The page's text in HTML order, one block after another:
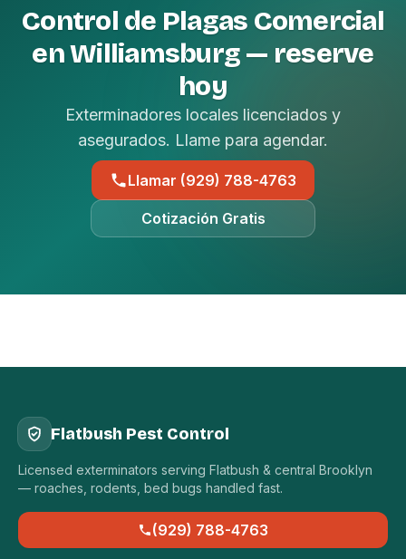
Control de Plagas Comercial
en Williamsburg — reserve
hoy
Exterminadores locales licenciados y
asegurados. Llame para agendar.
Llamar (929) 788-4763
Cotización Gratis
Flatbush Pest Control
Licensed exterminators serving Flatbush & central Brooklyn
— roaches, rodents, bed bugs handled fast.
(929) 788-4763